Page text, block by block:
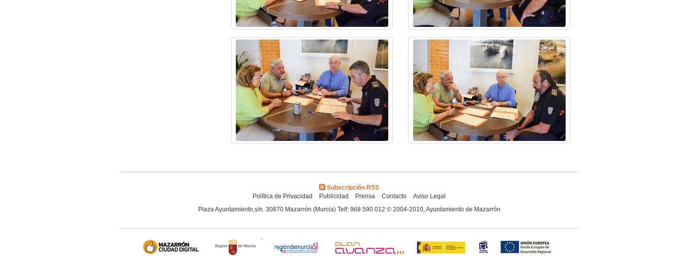
Subscripción RSS
Política de Privacidad
Publicidad Prensa Contacto
Aviso Legal
Plaza Ayuntamiento,s/n. 30870 Mazarrón (Murcia) Telf: 968 590 012 © 2004-2010, Ayuntamiento de Mazarrón